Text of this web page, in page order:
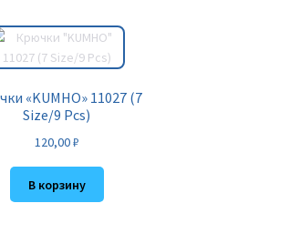
«KUMHO» 11027 (7
Size/9 Pcs)
120,00₽
В корзину